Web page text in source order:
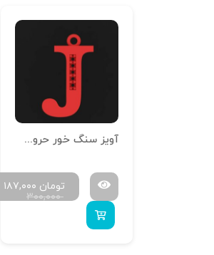
آویز سنگ خور حروف سایز کوچک H-MAYA-S-10
۳۰۰,۰۰۰
۱۸۷,۰۰۰ تومان